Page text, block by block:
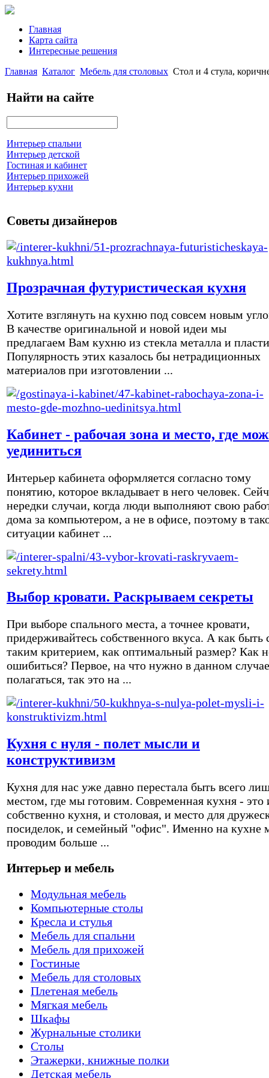
Главная
Карта сайта
Интересные решения
Главная Каталог Мебель для столовых Стол и 4 стула,
Найти на сайте
Интерьер спальни
Интерьер детской
Гостиная и кабинет
Интерьер прихожей
Интерьер кухни
Советы дизайнеров
Прозрачная футуристическая кухня
Хотите взглянуть на кухню под совсем новым
В качестве оригинальной и новой идеи мы
предлагаем Вам кухню из стекла металла и
Популярность этих казалось бы нетрадиционных
материалов при изготовлении ...
Кабинет - рабочая зона и место, где
уединиться
Интерьер кабинета оформляется согласно тому
понятию, которое вкладывает в него человек.
нередки случаи, когда люди выполняют свою
дома за компьютером, а не в офисе, поэтому в
ситуации кабинет ...
Выбор кровати. Раскрываем секреты
При выборе спального места, а точнее кровати,
придерживайтесь собственного вкуса. А как быть
таким критерием, как оптимальный размер? Как
ошибиться? Первое, на что нужно в данном случае
полагаться, так это на ...
Кухня с нуля - полет мысли и
конструктивизм
Кухня для нас уже давно перестала быть всего
местом, где мы готовим. Современная кухня - это
собственно кухня, и столовая, и место для
посиделок, и семейный "офис". Именно на кухне
проводим больше ...
Интерьер и мебель
Модульная мебель
Компьютерные столы
Кресла и стулья
Мебель для спальни
Мебель для прихожей
Гостиные
Мебель для столовых
Плетеная мебель
Мягкая мебель
Шкафы
Журнальные столики
Столы
Этажерки, книжные полки
Детская мебель